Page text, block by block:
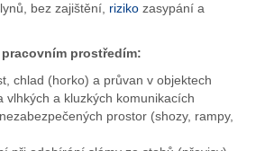
bez zajištění, riziko zasypání a
prostředím:
chlad (horko) a průvan v objektech
vlhkých a kluzkých komunikacích
prostor (shozy, rampy,